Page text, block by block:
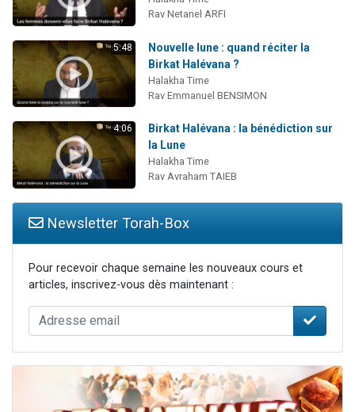
Rav Netanel ARFI
5:48
Nouvelle lune : quand réciter la
Birkat Halévana ?
Halakha Time
Rav Emmanuel BENSIMON
4:06
Birkat Halévana : la bénédiction sur
la Lune
Halakha Time
Rav Avraham TAIEB
Newsletter Torah-Box
Pour recevoir chaque semaine les nouveaux cours et
articles, inscrivez-vous dès maintenant :